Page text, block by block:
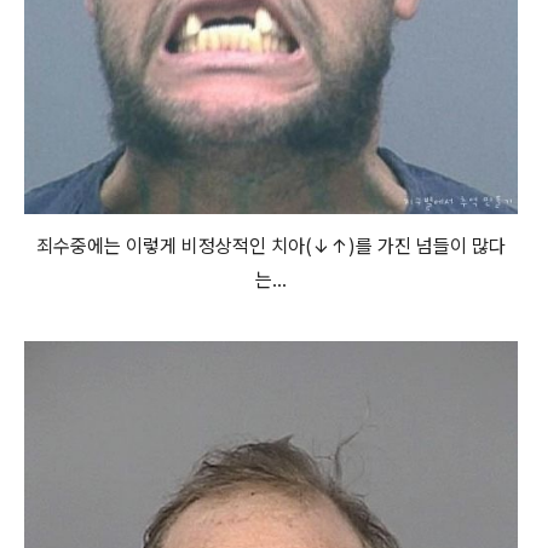
죄수중에는 이렇게 비정상적인 치아(↓↑)를 가진 넘들이 많다
는...